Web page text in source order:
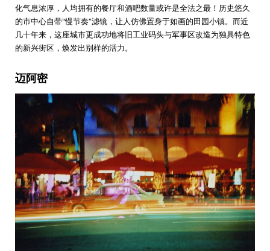
化气息浓厚，人均拥有的餐厅和酒吧数量或许是全法之最！历史悠久
的市中心自带“慢节奏”滤镜，让人仿佛置身于如画的田园小镇。而近
几十年来，这座城市更成功地将旧工业码头与军事区改造为独具特色
的新兴街区，焕发出别样的活力。
迈阿密